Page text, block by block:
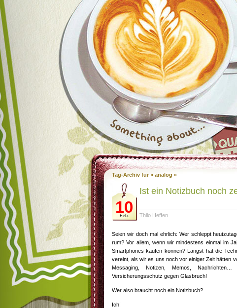
Tag-Archiv für » analog «
10
Feb.
Ist ein Notizbuch noch
Thilo Heffen
Seien wir doch mal ehrlich: Wer schleppt
rum? Vor allem, wenn wir mindestens einmal im
Smartphones kaufen können? Längst hat die
vereint, als wir es uns noch vor einiger Zeit hätten
Messaging, Notizen, Memos,
Versicherungsschutz gegen Glasbruch!
Wer also braucht noch ein Notizbuch?
Ich!